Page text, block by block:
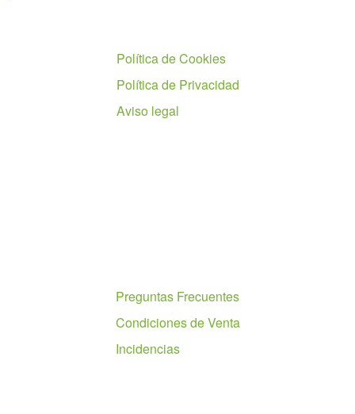
Política de Cookies
Política de Privacidad
Aviso legal
Preguntas Frecuentes
Condiciones de Venta
Incidencias